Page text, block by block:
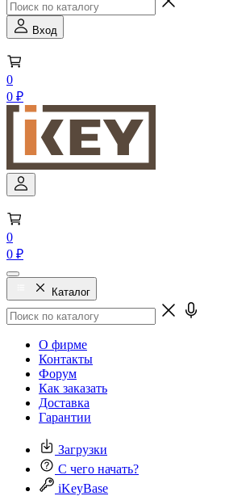
Вход
0
0 ₽
0
0 ₽
Каталог
О фирме
Контакты
Форум
Как заказать
Доставка
Гарантии
Загрузки
С чего начать?
iKeyBase